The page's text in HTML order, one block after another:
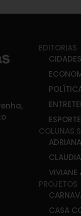
EDITORIAS
CIDADES
COLUNAS
VIVIANE
PROJETOS
CASA